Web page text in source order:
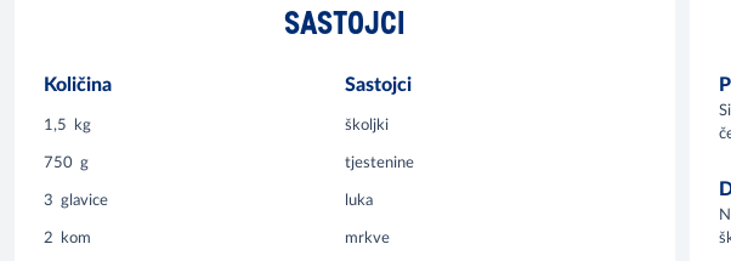
SASTOJCI
Količina Sastojci
1,5 kg školjki
750 g tjestenine
3 glavice luka
2 kom mrkve